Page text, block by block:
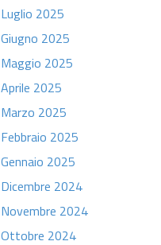
Luglio 2025
Giugno 2025
Maggio 2025
Aprile 2025
Marzo 2025
Febbraio 2025
Gennaio 2025
Dicembre 2024
Novembre 2024
Ottobre 2024